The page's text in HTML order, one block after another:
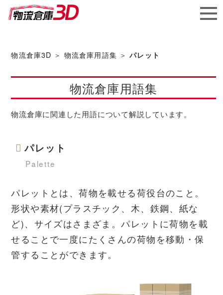
ソフ
ト株
式会社
物流倉庫3D ＞ 物流倉庫用語集 ＞パレット
物流倉庫用語集
物流倉庫に関連した用語について解説しています。
パレット
Palette
パレットとは、荷物を載せる荷役台のこと。
形状や素材(プラスチック、木、鉄鋼、紙な
ど)、サイズはさまざま。パレットに荷物を載
せることで一度にたくさんの荷物を移動・保
管することができます。